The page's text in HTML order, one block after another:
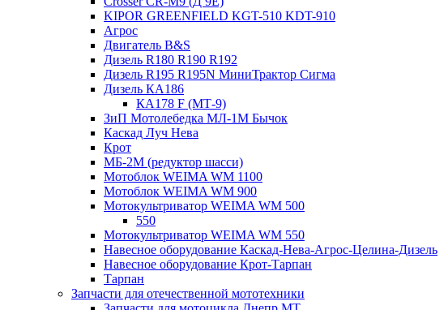
KIPOR GREENFIELD KGT-510 KDT-910
Агрос
Двигатель B&S
Дизель R180 R190 R192
Дизель R195 R195N МиниТрактор Сигма
Дизель КА186
КА178 F (МТ-9)
ЗиП Мотолебедка МЛ-1М Бычок
Каскад Луч Нева
Крот
МБ-2М (редуктор шасси)
Мотоблок WEIMA WM 1100
Мотоблок WEIMA WM 900
Мотокультриватор WEIMA WM 500
550
Мотокультриватор WEIMA WM 550
Навесное оборудование Каскад-Нева-Агрос-Целина-Дизель
Навесное оборудование Крот-Тарпан
Тарпан
Запчасти для отечественной мототехники